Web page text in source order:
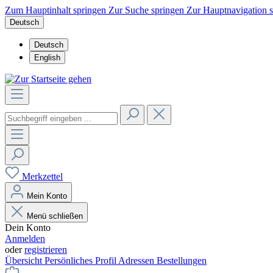
Zum Hauptinhalt springen Zur Suche springen Zur Hauptnavigation
Deutsch
Deutsch
English
Merkzettel
Mein Konto
Menü schließen
Dein Konto
Anmelden
oderregistrieren
Übersicht Persönliches Profil Adressen Bestellungen